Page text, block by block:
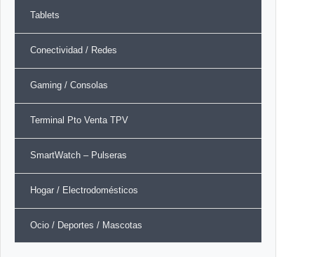
Tablets
Conectividad / Redes
Gaming / Consolas
Terminal Pto Venta TPV
SmartWatch – Pulseras
Hogar / Electrodomésticos
Ocio / Deportes / Mascotas